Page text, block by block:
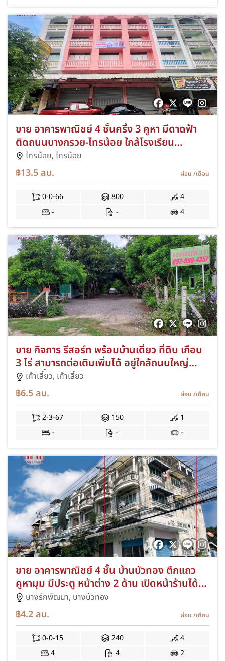
ขาย อาคารพาณิชย์ 4 ชั้นครึ่ง 3 คูหา มีดาดฟ้า
ติดถนนบางกรวย-ไทรน้อย ใกล้โรงเรียน
สารสาสน์วิเทศไทรน้อยพิทยาคาร ตึกแถว ใกล้
อบต.ไทรน้อย
ไทรน้อย, ไทรน้อย
฿13.5ลบ. ผ่อน /เดือน
0-0-66 800
4
-
- 4
ขาย กิจการ รีสอร์ท พร้อมบ้านเดี่ยว ที่ดิน เกือบ
3 ไร่ สามารถต่อเติมเพิ่มได้ อยู่ใกล้ถนนใหญ่
อ.เก้าเลี้ยว นครสวรรค์
เก้าเลี้ยว, เก้าเลี้ยว
฿6.5ลบ. ผ่อน /เดือน
2-3-67 150
1
-
- -
ขาย อาคารพาณิชย์ 4 ชั้น บ้านบัวทอง ตึกแถว
คูหามุม มีประตู หน้าต่าง 2 ด้าน เปิดหน้าร้านได้
สองทาง ใกล้สถานีรถไฟฟ้าคลองบางไผ่ จอดรถ
ได้ 3 คัน
บางรักพัฒนา, บางบัวทอง
฿4.2ลบ. ผ่อน /เดือน
0-0-15 240
4
4
4 2